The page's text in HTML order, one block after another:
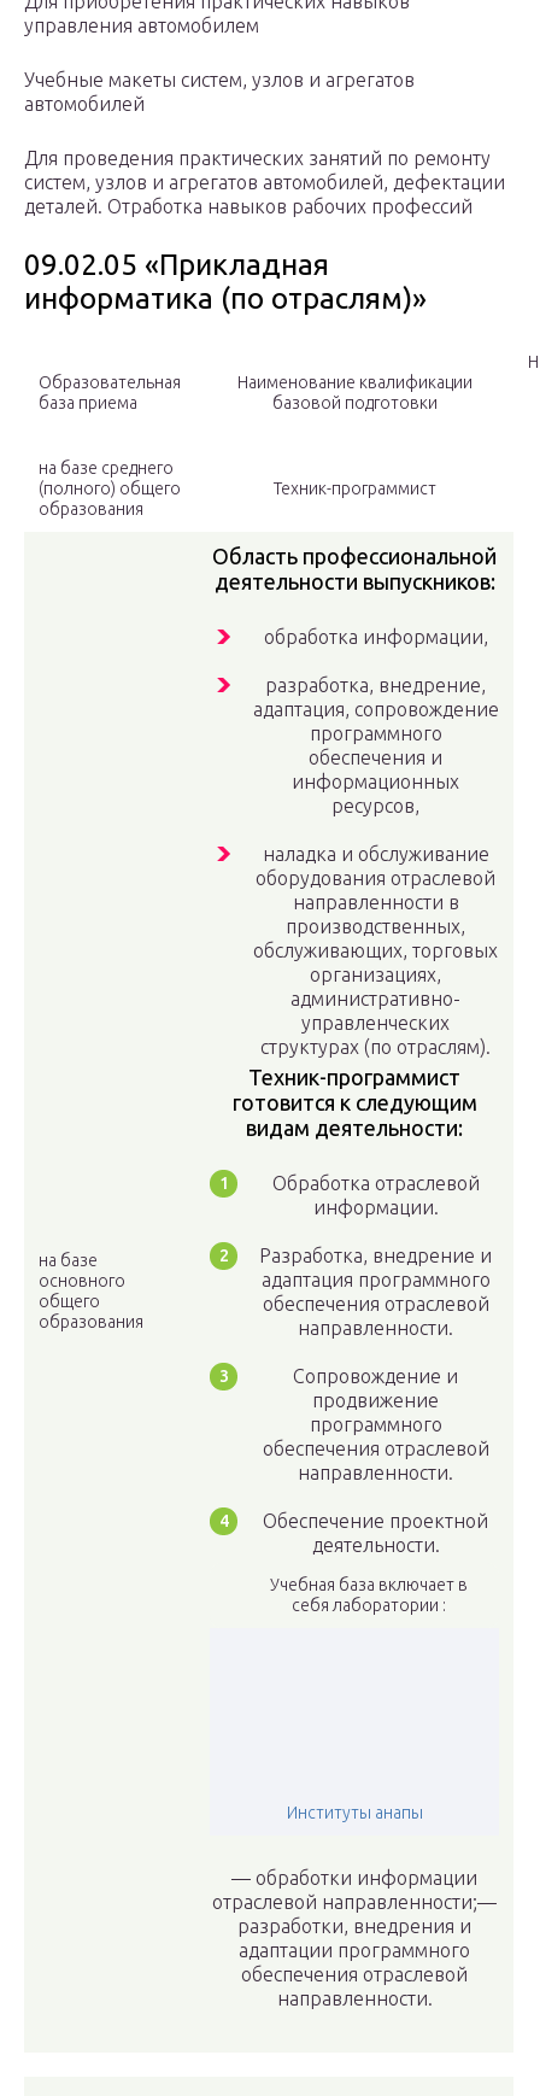
управления автомобилем
Учебные макеты систем, узлов и агрегатов
автомобилей
Для проведения практических занятий по ремонту
систем, узлов и агрегатов автомобилей, дефектации
деталей. Отработка навыков рабочих профессий
09.02.05 «Прикладная
информатика (по отраслям)»
Образовательная
база приема
Наименование квалификации
базовой подготовки
на базе среднего
(полного) общего
образования
Техник-программист
на базе
основного
общего
образования
Область профессиональной
деятельности выпускников:
обработка информации,
разработка, внедрение,
адаптация, сопровождение
программного
обеспечения и
информационных
ресурсов,
наладка и обслуживание
оборудования отраслевой
направленности в
производственных,
обслуживающих, торговых
организациях,
административно-
управленческих
структурах (по отраслям).
Техник-программист
готовится к следующим
видам деятельности:
Обработка отраслевой
информации.
Разработка, внедрение и
адаптация программного
обеспечения отраслевой
направленности.
Сопровождение и
продвижение
программного
обеспечения отраслевой
направленности.
Обеспечение проектной
деятельности.
Учебная база включает в
себя лаборатории :
Институты анапы
— обработки информации
отраслевой направленности;—
разработки, внедрения и
адаптации программного
обеспечения отраслевой
направленности.